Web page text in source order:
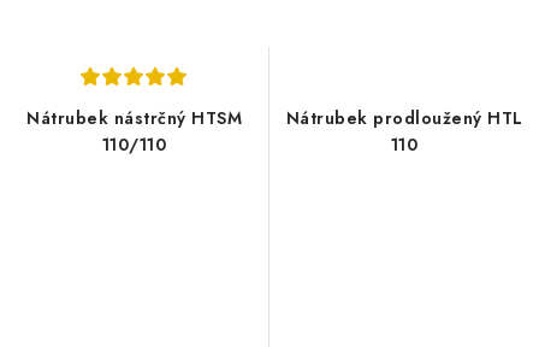
Nátrubek nástrčný HTSM
110/110
Nátrubek prodloužený HTL
110